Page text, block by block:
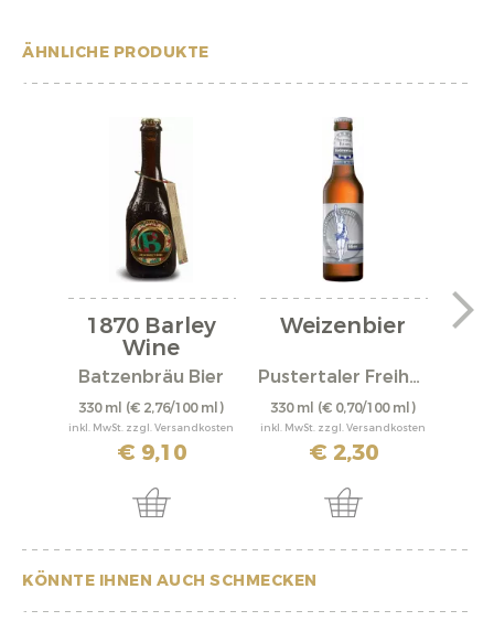
ÄHNLICHE PRODUKTE
1870 Barley
Wine
Batzenbräu Bier
330 ml (€ 2,76/100 ml)
inkl. MwSt. zzgl. Versandkosten
€ 9,10
Weizenbier
Pustertaler Freiheit
330 ml (€ 0,70/100 ml)
inkl. MwSt. zzgl. Versandkosten
€ 2,30
KÖNNTE IHNEN AUCH SCHMECKEN